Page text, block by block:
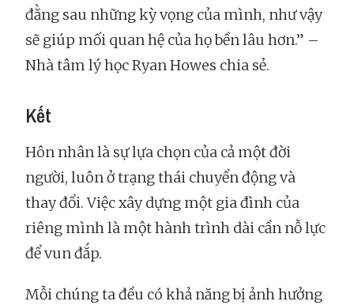
đằng sau những kỳ vọng của mình, như vậy
sẽ giúp mối quan hệ của họ bền lâu hơn.” –
Nhà tâm lý học Ryan Howes chia sẻ.
Kết
Hôn nhân là sự lựa chọn của cả một đời
người, luôn ở trạng thái chuyển động và
thay đổi. Việc xây dựng một gia đình của
riêng mình là một hành trình dài cần nỗ lực
để vun đắp.
Mỗi chúng ta đều có khả năng bị ảnh hưởng